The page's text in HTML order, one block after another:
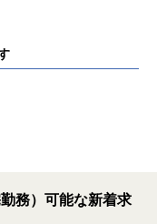
務）可能な新着求